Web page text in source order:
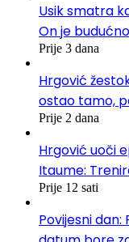
Usik smatra
On je
Prije 3 dana
Hrgović
ostao tamo,
Prije 2 dana
Hrgović uoči
Itaume:
Prije 12 sati
Povijesni dan: